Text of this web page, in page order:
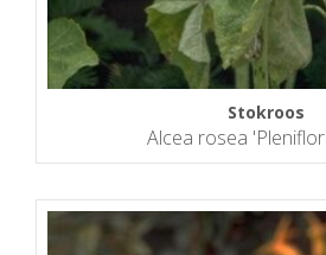
Stokroos
Alcea rosea